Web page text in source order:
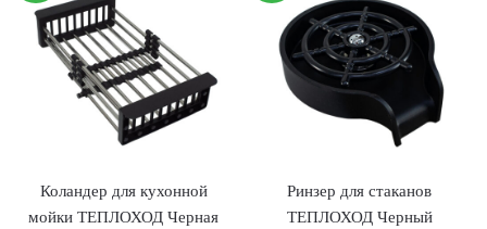
Коландер для кухонной
мойки ТЕПЛОХОД Черная
Ринзер для стаканов
ТЕПЛОХОД Черный